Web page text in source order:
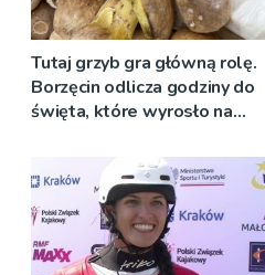
Tutaj grzyb gra główną rolę.
Borzęcin odlicza godziny do
święta, które wyrosło na